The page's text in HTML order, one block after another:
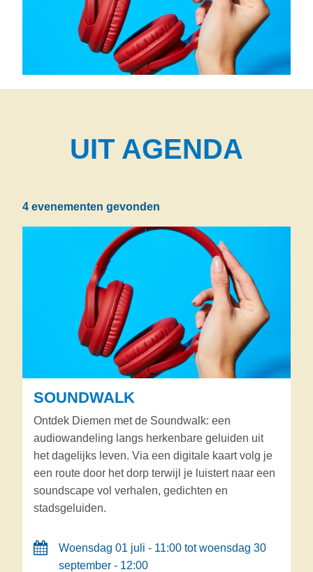
UIT AGENDA
4 evenementen gevonden
SOUNDWALK
Ontdek Diemen met de Soundwalk: een
audiowandeling langs herkenbare geluiden uit
het dagelijks leven. Via een digitale kaart volg je
een route door het dorp terwijl je luistert naar een
soundscape vol verhalen, gedichten en
stadsgeluiden.
Woensdag 01 juli - 11:00 tot woensdag 30
september - 12:00